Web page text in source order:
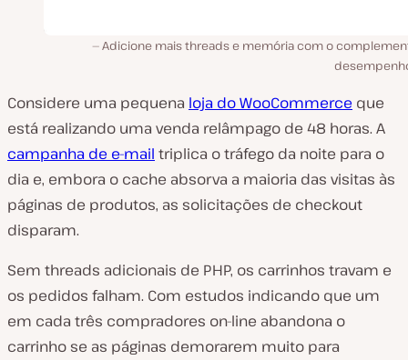
Adicione mais threads e memória com o
Considere uma pequena loja do WooCommerce que
está realizando uma venda relâmpago de 48 horas. A
campanha de e-mail triplica o tráfego da noite para o
dia e, embora o cache absorva a maioria das visitas às
páginas de produtos, as solicitações de checkout
disparam.
Sem threads adicionais de PHP, os carrinhos travam e
os pedidos falham. Com estudos indicando que um
em cada três compradores on-line abandona o
carrinho se as páginas demorarem muito para